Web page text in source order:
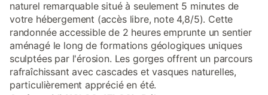
naturel remarquable situé à seulement 5 minutes de
votre hébergement (accès libre, note 4,8/5). Cette
randonnée accessible de 2 heures emprunte un sentier
aménagé le long de formations géologiques uniques
sculptées par l'érosion. Les gorges offrent un parcours
rafraîchissant avec cascades et vasques naturelles,
particulièrement apprécié en été.